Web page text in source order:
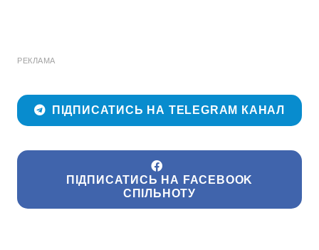
РЕКЛАМА
ПІДПИСАТИСЬ НА TELEGRAM КАНАЛ
ПІДПИСАТИСЬ НА FACEBOOK
СПІЛЬНОТУ